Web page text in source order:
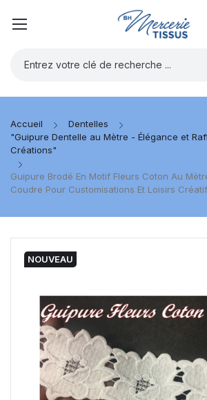
Accueil
Dentelles
"Guipure Dentelle au Mètre - Élégance et
Créations"
Guipure Brodé En Motif Fleurs Coton Au
Coudre Pour Customisations Et Loisirs
NOUVEAU